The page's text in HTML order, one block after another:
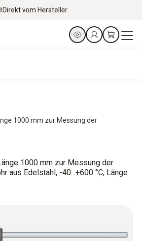
Direkt vom Hersteller
1000 mm zur Messung der
1000 mm zur Messung der
aus Edelstahl, -40...+600 °C, Länge